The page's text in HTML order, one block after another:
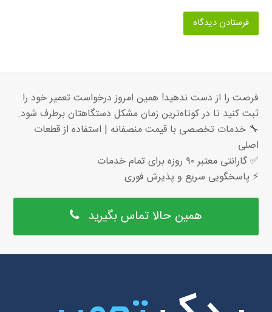
فرصت را از دست ندهید! همین امروز درخواست تعمیر خود را
ثبت کنید تا در کوتاه‌ترین زمان مشکل دستگاهتان برطرف شود.
🔧 خدمات تخصصی با قیمت منصفانه | استفاده از قطعات
اصلی
✅ گارانتی معتبر ۹۰ روزه برای تمام خدمات
⚡ پاسخگویی سریع و پذیرش فوری
همین حالا تماس بگیرید